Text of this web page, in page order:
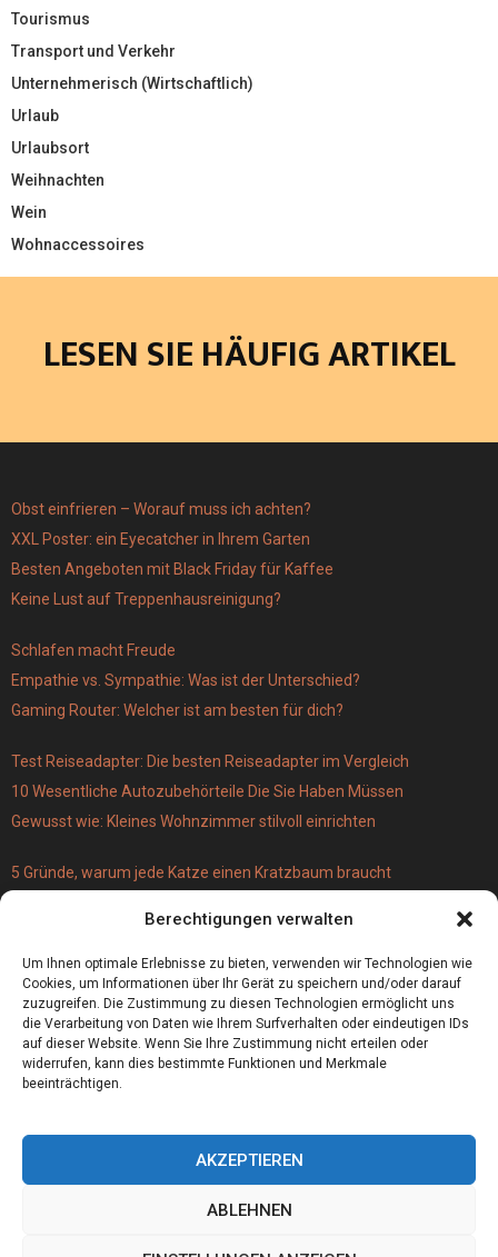
Berechtigungen verwalten
Um Ihnen optimale Erlebnisse zu bieten, verwenden wir Technologien wie
Cookies, um Informationen über Ihr Gerät zu speichern und/oder darauf
zuzugreifen. Die Zustimmung zu diesen Technologien ermöglicht uns
die Verarbeitung von Daten wie Ihrem Surfverhalten oder eindeutigen IDs
auf dieser Website. Wenn Sie Ihre Zustimmung nicht erteilen oder
widerrufen, kann dies bestimmte Funktionen und Merkmale
beeinträchtigen.
AKZEPTIEREN
ABLEHNEN
Tourismus
Transport und Verkehr
Unternehmerisch (Wirtschaftlich)
Urlaub
Urlaubsort
Weihnachten
Wein
Wohnaccessoires
LESEN SIE HÄUFIG ARTIKEL
Obst einfrieren – Worauf muss ich achten?
XXL Poster: ein Eyecatcher in Ihrem Garten
Besten Angeboten mit Black Friday für Kaffee
Keine Lust auf Treppenhausreinigung?
Schlafen macht Freude
Empathie vs. Sympathie: Was ist der Unterschied?
Gaming Router: Welcher ist am besten für dich?
Test Reiseadapter: Die besten Reiseadapter im Vergleich
10 Wesentliche Autozubehörteile Die Sie Haben Müssen
Gewusst wie: Kleines Wohnzimmer stilvoll einrichten
5 Gründe, warum jede Katze einen Kratzbaum braucht
Bestecktaschen bedrucken